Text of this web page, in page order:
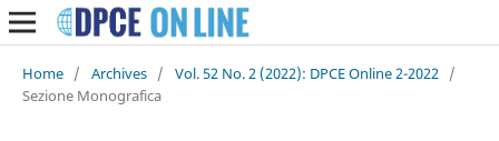
Home / Archives / Vol. 52 No. 2 (2022): DPCE Online 2-2022 /
Sezione Monografica